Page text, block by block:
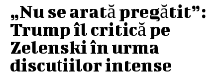
„Nu se arată pregătit”:
Trump îl critică pe
Zelenski în urma
discuțiilor intense